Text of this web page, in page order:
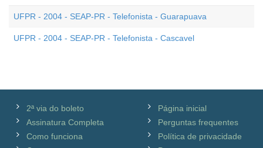
UFPR - 2004 - SEAP-PR - Telefonista - Guarapuava
UFPR - 2004 - SEAP-PR - Telefonista - Cascavel
2ª via do boleto
Assinatura Completa
Como funciona
Página inicial
Perguntas frequentes
Política de privacidade